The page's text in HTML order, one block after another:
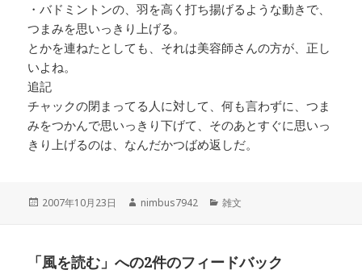
・バドミントンの、羽を高く打ち揚げるような動きで、
つまみを思いっきり上げる。
とかを連ねたとしても、それは美容師さんの方が、正し
いよね。
追記
チャックの閉まってる人に対して、何も言わずに、つま
みをつかんで思いっきり下げて、そのあとすぐに思いっ
きり上げるのは、なんだかつばめ返しだ。
投
2007年10月23日
作
nimbus7942
カ
ー
雑文
「風を読む」への2件のフィードバック